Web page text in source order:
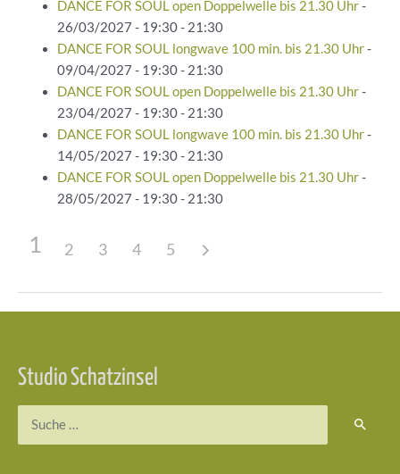
DANCE FOR SOUL open Doppelwelle bis 21.30 Uhr-
26/03/2027 - 19:30 - 21:30
DANCE FOR SOUL longwave 100 min. bis 21.30 Uhr-
09/04/2027 - 19:30 - 21:30
DANCE FOR SOUL open Doppelwelle bis 21.30 Uhr-
23/04/2027 - 19:30 - 21:30
DANCE FOR SOUL longwave 100 min. bis 21.30 Uhr-
14/05/2027 - 19:30 - 21:30
DANCE FOR SOUL open Doppelwelle bis 21.30 Uhr-
28/05/2027 - 19:30 - 21:30
1 2 3 4 5
Studio Schatzinsel